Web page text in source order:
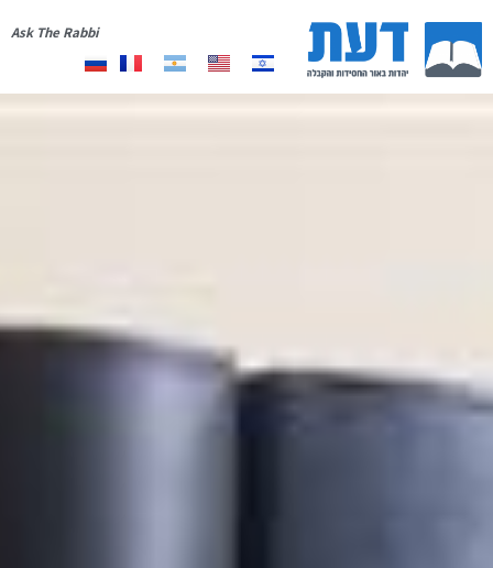
Ask The Rabbi